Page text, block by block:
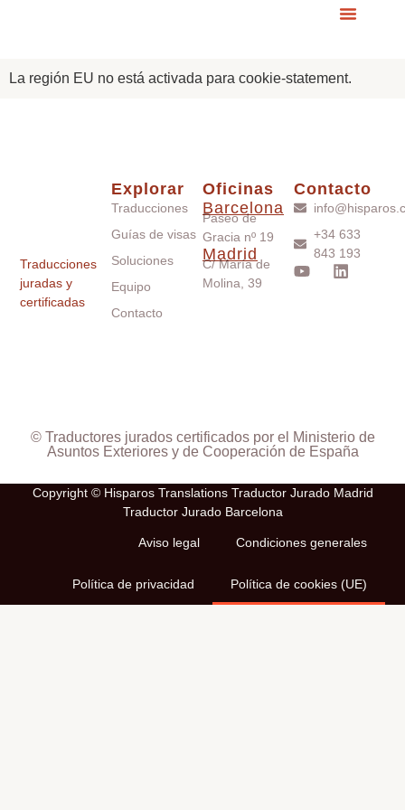
La región EU no está activada para cookie-statement.
Traducciones
juradas y
certificadas
Explorar
Traducciones
Guías de visas
Soluciones
Equipo
Contacto
Oficinas
Barcelona
Paseo de
Gracia nº 19
Madrid
C/ María de
Molina, 39
Contacto
+34 633
843 193
© Traductores jurados certificados por el Ministerio de
Asuntos Exteriores y de Cooperación de España
Copyright © Hisparos Translations Traductor Jurado Madrid
Traductor Jurado Barcelona
Aviso legal Condiciones generales
Política de privacidad Política de cookies (UE)